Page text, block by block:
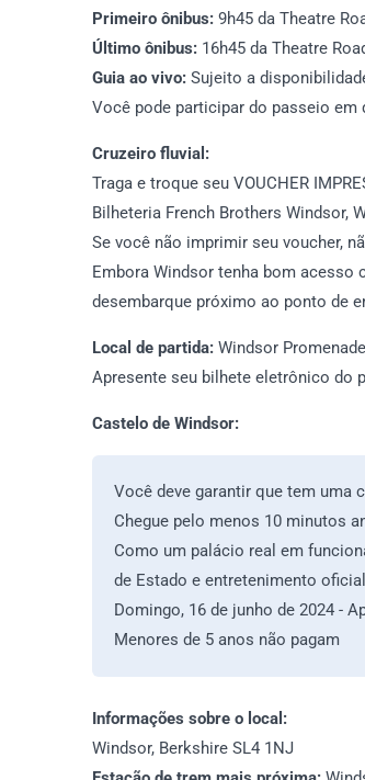
Primeiro ônibus: 9h45 da Theatre
Último ônibus: 16h45 da Theatre
Guia ao vivo: Sujeito a
Você pode participar do passeio
Cruzeiro fluvial:
Traga e troque seu VOUCHER
Bilheteria French Brothers Windsor,
Se você não imprimir seu voucher,
Embora Windsor tenha bom acesso
desembarque próximo ao ponto de
Local de partida: Windsor
Apresente seu bilhete eletrônico do
Castelo de Windsor:
Você deve garantir que tem uma
Chegue pelo menos 10 minutos
Como um palácio real em
de Estado e entretenimento
Domingo, 16 de junho de 2024 -
Menores de 5 anos não pagam
Informações sobre o local:
Windsor, Berkshire SL4 1NJ